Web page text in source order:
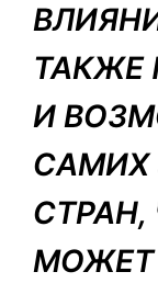
ТАКЖЕ
И
САМИХ
МОЖЕТ